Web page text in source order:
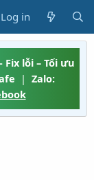
Log in
lỗi – Tối ưu
| Zalo: